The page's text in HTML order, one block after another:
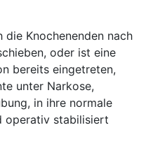
die Knochenenden nach
oder ist eine
bereits eingetreten,
unter Narkose,
in ihre normale
operativ stabilisiert